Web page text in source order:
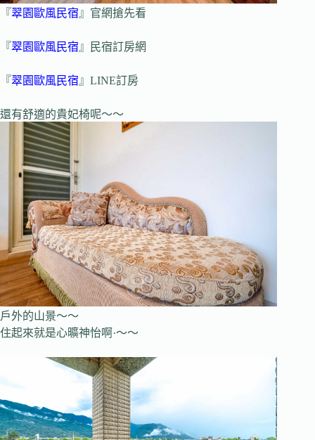
『翠園歐風民宿 』官網搶先看
『翠園歐風民宿 』民宿訂房網
『翠園歐風民宿 』LINE訂房
還有舒適的貴妃椅呢～～
戶外的山景～～
住起來就是心曠神怡啊·～～